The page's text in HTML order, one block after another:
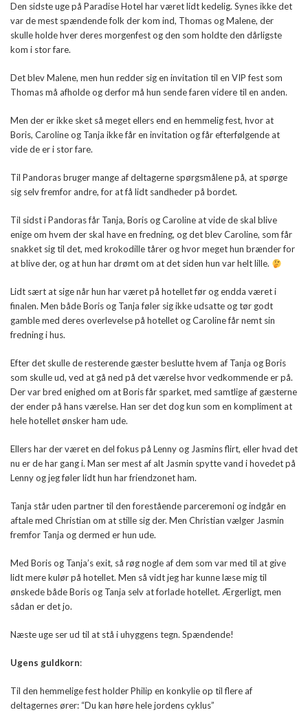
Den sidste uge på Paradise Hotel har været lidt kedelig. Synes ikke det
var de mest spændende folk der kom ind, Thomas og Malene, der
skulle holde hver deres morgenfest og den som holdte den dårligste
kom i stor fare.
Det blev Malene, men hun redder sig en invitation til en VIP fest som
Thomas må afholde og derfor må hun sende faren videre til en anden.
Men der er ikke sket så meget ellers end en hemmelig fest, hvor at
Boris, Caroline og Tanja ikke får en invitation og får efterfølgende at
vide de er i stor fare.
Til Pandoras bruger mange af deltagerne spørgsmålene på, at spørge
sig selv fremfor andre, for at få lidt sandheder på bordet.
Til sidst i Pandoras får Tanja, Boris og Caroline at vide de skal blive
enige om hvem der skal have en fredning, og det blev Caroline, som får
snakket sig til det, med krokodille tårer og hvor meget hun brænder for
at blive der, og at hun har drømt om at det siden hun var helt lille.
Lidt sært at sige når hun har været på hotellet før og endda været i
finalen. Men både Boris og Tanja føler sig ikke udsatte og tør godt
gamble med deres overlevelse på hotellet og Caroline får nemt sin
fredning i hus.
Efter det skulle de resterende gæster beslutte hvem af Tanja og Boris
som skulle ud, ved at gå ned på det værelse hvor vedkommende er på.
Der var bred enighed om at Boris får sparket, med samtlige af gæsterne
der ender på hans værelse. Han ser det dog kun som en kompliment at
hele hotellet ønsker ham ude.
Ellers har der været en del fokus på Lenny og Jasmins flirt, eller hvad det
nu er de har gang i. Man ser mest af alt Jasmin spytte vand i hovedet på
Lenny og jeg føler lidt hun har friendzonet ham.
Tanja står uden partner til den forestående parceremoni og indgår en
aftale med Christian om at stille sig der. Men Christian vælger Jasmin
fremfor Tanja og dermed er hun ude.
Med Boris og Tanja’s exit, så røg nogle af dem som var med til at give
lidt mere kulør på hotellet. Men så vidt jeg har kunne læse mig til
ønskede både Boris og Tanja selv at forlade hotellet. Ærgerligt, men
sådan er det jo.
Næste uge ser ud til at stå i uhyggens tegn. Spændende!
Ugens guldkorn:
Til den hemmelige fest holder Philip en konkylie op til flere af
deltagernes ører: “Du kan høre hele jordens cyklus”